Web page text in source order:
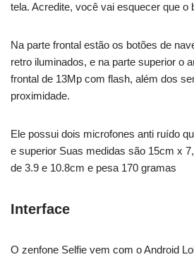
tela. Acredite, você vai esquecer que o
Na parte frontal estão os botões de
retro iluminados, e na parte superior o
frontal de 13Mp com flash, além dos
proximidade.
Ele possui dois microfones anti ruído
e superior Suas medidas são 15cm x
de 3.9 e 10.8cm e pesa 170 gramas
Interface
O zenfone Selfie vem com o Android